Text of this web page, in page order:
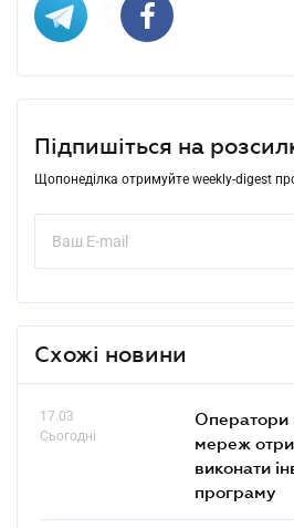
Підпишіться на
Щопонеділка отримуйте weekly-digest
Схожі новини
17.03
Сьогодні
Оператори
мереж
виконати
програму